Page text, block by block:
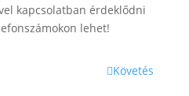
kapcsolatban érdeklődni
lehet!
Követés